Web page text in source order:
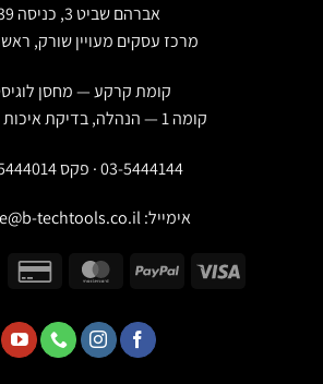
אברהם שביט 3, כניסה 39
מרכז עסקים מעויין שורק, ראשון לציון
קומת קרקע — מחסן לוגיסטי
03-5444144 · פקס 03-5444014
אימייל:office@b-techtools.co.il